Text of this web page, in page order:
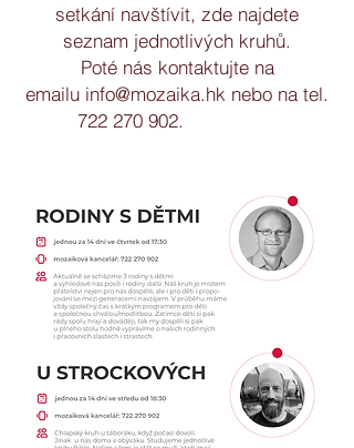
setkání navštívit, zde najdete
seznam jednotlivých kruhů.
Poté nás kontaktujte na
emailu info@mozaika.hk nebo na tel.
722 270 902.